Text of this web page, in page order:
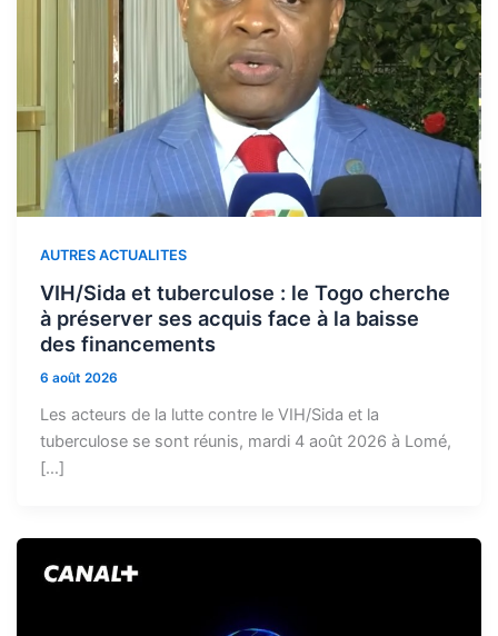
AUTRES ACTUALITES
VIH/Sida et tuberculose : le Togo cherche
à préserver ses acquis face à la baisse
des financements
6 août 2026
Les acteurs de la lutte contre le VIH/Sida et la
tuberculose se sont réunis, mardi 4 août 2026 à Lomé,
[…]